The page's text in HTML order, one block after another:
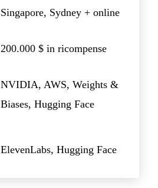
Singapore, Sydney + online
200.000 $ in ricompense
NVIDIA, AWS, Weights &
Biases, Hugging Face
ElevenLabs, Hugging Face